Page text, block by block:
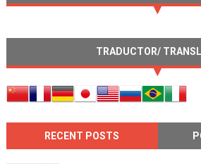
TRADUCTOR/
RECENT POSTS